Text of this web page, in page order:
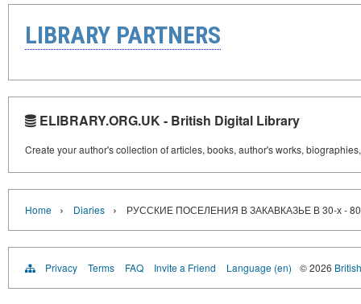
LIBRARY PARTNERS
ELIBRARY.ORG.UK - British Digital Library
Create your author's collection of articles, books, author's works,
Home › Diaries › РУССКИЕ ПОСЕЛЕНИЯ В ЗАКАВКАЗЬЕ В 30-х -
Privacy Terms FAQ Invite a Friend Language (en) © 2026